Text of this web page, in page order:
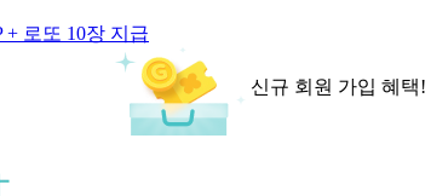
+ 로또 10장 지급
신규 회원 가입 혜택!